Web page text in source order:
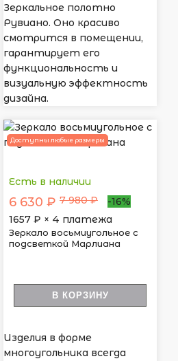
Зеркальное полотно
Рувиано. Оно красиво
смотрится в помещении,
гарантирует его
функциональность и
визуальную эффектность
дизайна.
Доступны любые размеры
Есть в наличии
6 630 ₽ 7 980 ₽
-16%
1657 ₽ × 4 платежа
Зеркало восьмиугольное с
подсветкой Марлиана
В КОРЗИНУ
Изделия в форме
многоугольника всегда